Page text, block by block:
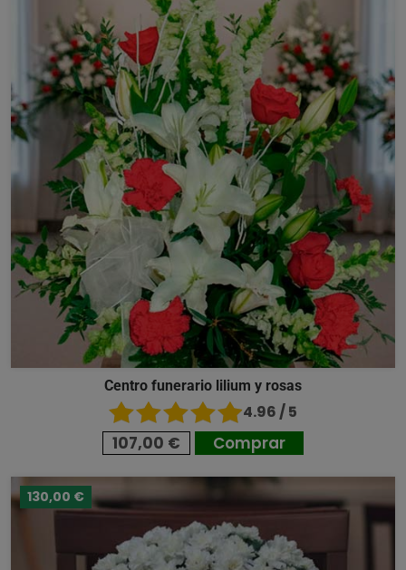
Centro funerario lilium y rosas
4.96 / 5
107,00 € Comprar
130,00 €